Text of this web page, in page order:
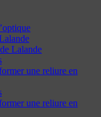
Lalande
une reliure en
une reliure en